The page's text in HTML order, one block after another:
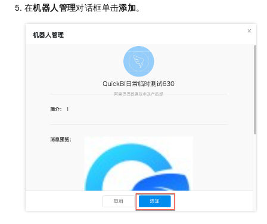
在机器人管理对话框单击添加。